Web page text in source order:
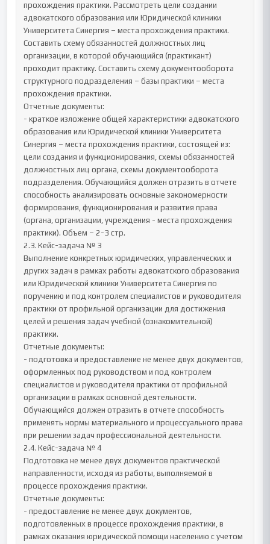
прохождения практики. Рассмотреть цели создании
адвокатского образования или Юридической клиники
Университета Синергия – места прохождения практики.
Составить схему обязанностей должностных лиц
организации, в которой обучающийся (практикант)
проходит практику. Составить схему документооборота
структурного подразделения – базы практики – места
прохождения практики.
Отчетные документы:
- краткое изложение общей характеристики адвокатского
образования или Юридической клиники Университета
Синергия – места прохождения практики, состоящей из:
цели создания и функционирования, схемы обязанностей
должностных лиц органа, схемы документооборота
подразделения. Обучающийся должен отразить в отчете
способность анализировать основные закономерности
формирования, функционирования и развития права
(органа, организации, учреждения - места прохождения
практики). Объем – 2-3 стр.
2.3.	Кейс-задача № 3
Выполнение конкретных юридических, управленческих и
других задач в рамках работы адвокатского образования
или Юридической клиники Университета Синергия по
поручению и под контролем специалистов и руководителя
практики от профильной организации для достижения
целей и решения задач учебной (ознакомительной)
практики.
Отчетные документы:
- подготовка и предоставление не менее двух документов,
оформленных под руководством и под контролем
специалистов и руководителя практики от профильной
организации в рамках основной деятельности.
Обучающийся должен отразить в отчете способность
применять нормы материального и процессуального права
при решении задач профессиональной деятельности.
2.4.	Кейс-задача № 4
Подготовка не менее двух документов практической
направленности, исходя из работы, выполняемой в
процессе прохождения практики.
Отчетные документы:
- предоставление не менее двух документов,
подготовленных в процессе прохождения практики, в
рамках оказания юридической помощи населению с учетом